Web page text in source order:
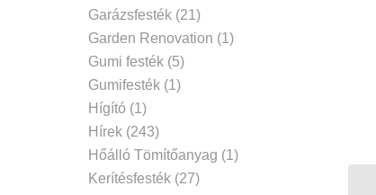
Garázsfesték(21)
Garden Renovation (1)
Gumi festék(5)
Gumifesték(1)
Hígító (1)
Hírek(243)
Hőálló Tömítőanyag (1)
Kerítésfesték(27)